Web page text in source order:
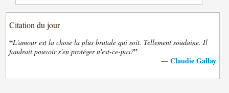
Citation du jour
“L'amour est la chose la plus brutale qui soit. Tellement soudaine. Il
faudrait pouvoir s'en protéger n'est-ce-pas?”
— Claudie Gallay